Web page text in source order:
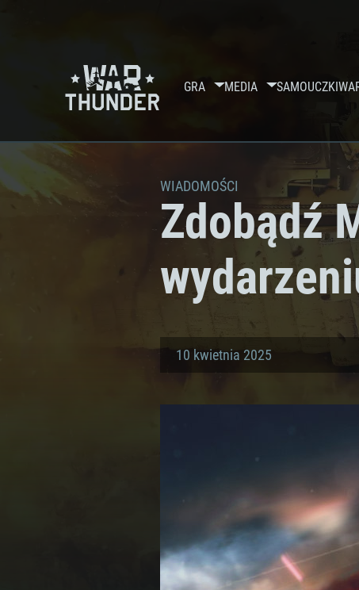
GRA MEDIA SAMOUCZKI
WIADOMOŚCI
Zdobądź
10 kwietnia 2025